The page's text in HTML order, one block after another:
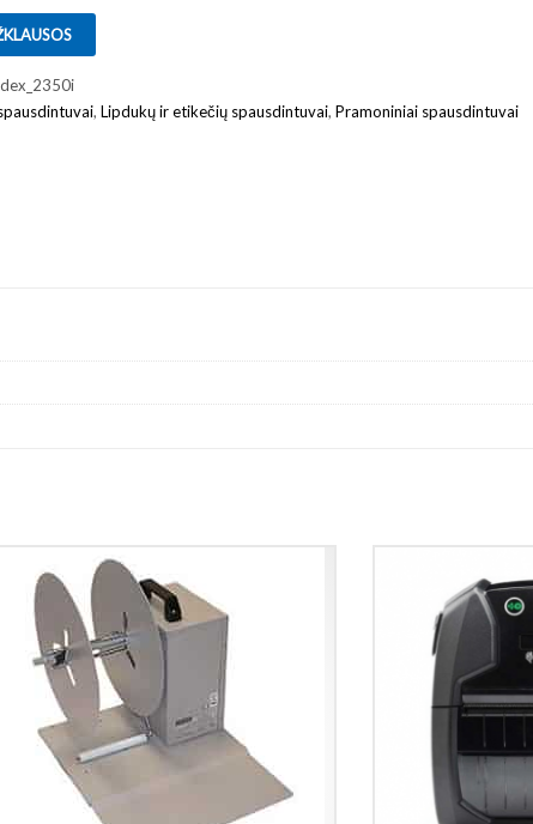
, Lipdukų ir etikečių spausdintuvai, Pramoniniai spausdintuvai